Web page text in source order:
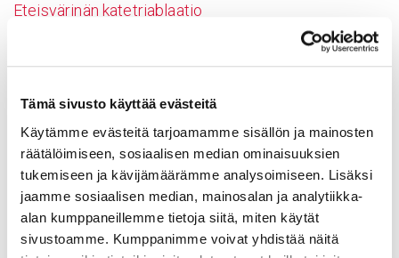
Tämä sivusto käyttää evästeitä
Käytämme evästeitä tarjoamamme sisällön ja mainosten
räätälöimiseen, sosiaalisen median ominaisuuksien
tukemiseen ja kävijämäärämme analysoimiseen. Lisäksi
jaamme sosiaalisen median, mainosalan ja analytiikka-
alan kumppaneillemme tietoja siitä, miten käytät
sivustoamme. Kumppanimme voivat yhdistää näitä
Eteisvärinän katetriablaatio
Rytmihäiriöiden tutkimus ja hoito
Sydämen rytmihäiriöt➝
Sydämentykytys ja rytmihäiriöt➝
Animaatio: eteisvärinän
katetriablaatiohoito➝